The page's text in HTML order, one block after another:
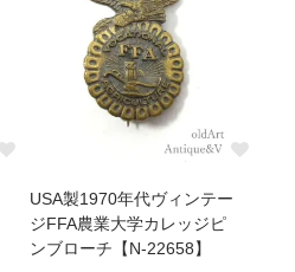
USA製1970年代ヴィンテー
ジFFA農業大学カレッジピ
ンブローチ【N-22658】